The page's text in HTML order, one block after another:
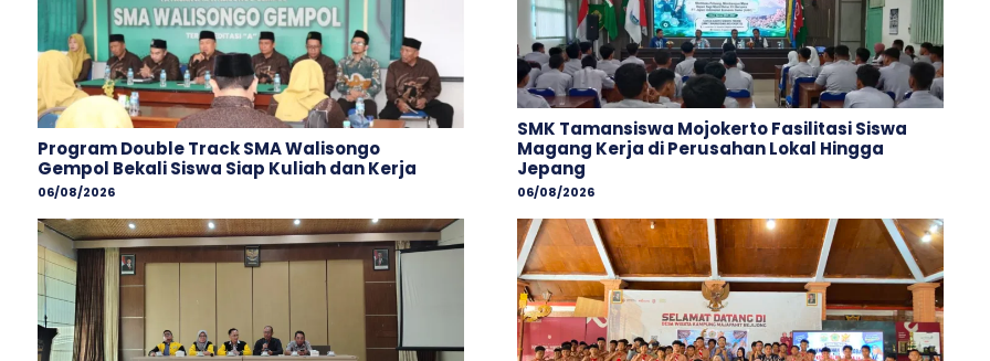
Program Double Track SMA Walisongo
Gempol Bekali Siswa Siap Kuliah dan Kerja
06/08/2026
SMK Tamansiswa Mojokerto Fasilitasi Siswa
Magang Kerja di Perusahan Lokal Hingga
Jepang
06/08/2026